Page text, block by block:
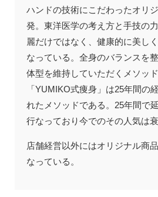
ハンドの技術にこだわったオリ
発。東洋医学の考え方と手技の
麗だけではなく、健康的に美し
なっている。全身のバランスを
体型を維持していただくメソッ
「YUMIKO式痩身」は25年間の
れたメソッドである。25年間で
行なっており今でのその人気は衰
店舗経営以外にはオリジナル商
なっている。